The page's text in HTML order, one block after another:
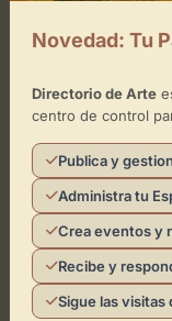
Peluqueria
Cómo llegar
+
−
Toca
Novedad: Tu
Directorio de Arte
centro de control
Publica y
Administra tu
Crea eventos y
Recibe y
Sigue las visitas